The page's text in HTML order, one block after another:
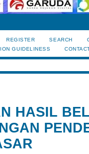
REGISTER SEARCH
GUIDELINESS
HASIL